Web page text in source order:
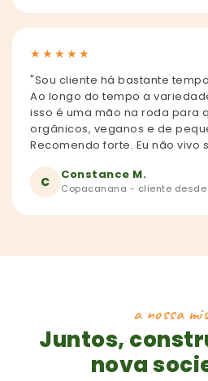
★ ★ ★ ★ ★
"Sou cliente há bastante
Ao longo do tempo a
isso é uma mão na roda para
orgânicos, veganos e de
Recomendo forte. Eu não vivo
C Constance M.
Copacanana - cliente desde
a nossa
Juntos,
nova